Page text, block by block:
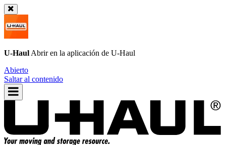
U-Haul Abrir en la aplicación de U-Haul
Abierto
Saltar al contenido